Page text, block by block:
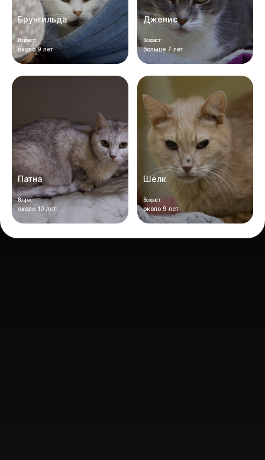
Брунгильда
Возраст:
около 9 лет
Дженис
Возраст:
больше 7 лет
Патна
Возраст:
около 10 лет
Шёлк
Возраст:
около 9 лет